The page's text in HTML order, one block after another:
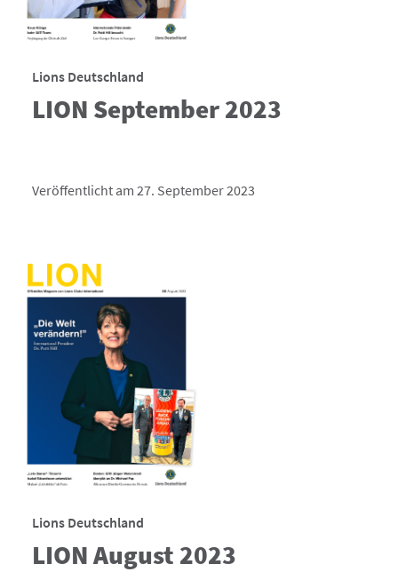
Lions Deutschland
LION September 2023
Veröffentlicht am 27. September 2023
Lions Deutschland
LION August 2023